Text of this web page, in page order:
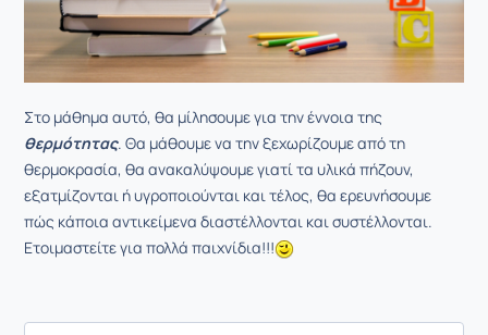
Στο μάθημα αυτό, θα μίλησουμε για την έννοια της
θερμότητας. Θα μάθουμε να την ξεχωρίζουμε από τη
θερμοκρασία, θα ανακαλύψουμε γιατί τα υλικά πήζουν,
εξατμίζονται ή υγροποιούνται και τέλος, θα ερευνήσουμε
πώς κάποια αντικείμενα διαστέλλονται και συστέλλονται.
Ετοιμαστείτε για πολλά παιχνίδια!!!